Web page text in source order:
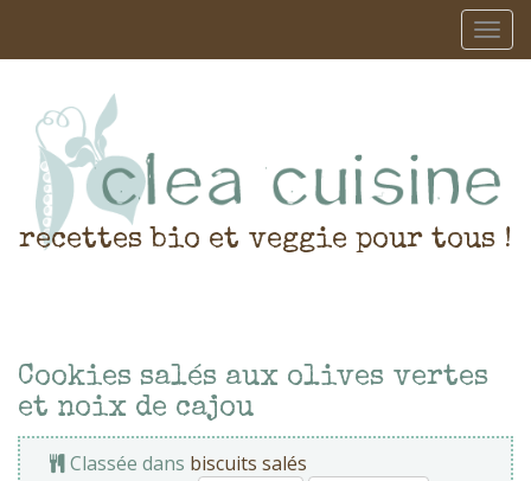
recettes bio et veggie pour tous !
Cookies salés aux olives vertes
et noix de cajou
Classée dans biscuits salés